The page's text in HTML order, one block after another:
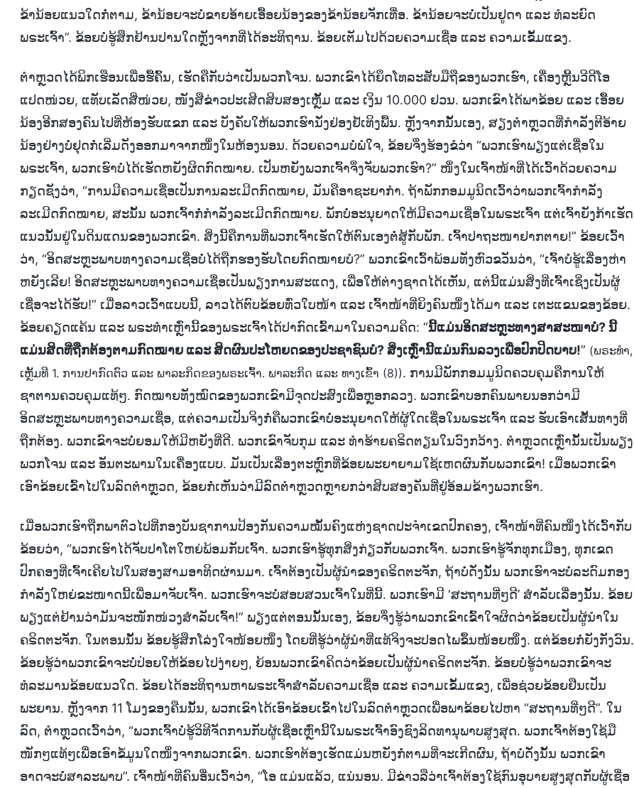
ຂ້ານ້ອຍແນວໃດກໍ່ຕາມ, ຂ້ານ້ອຍຈະບໍ່ຂາຍອ້າຍເອື້ອຍນ້ອງຂອງຂ້ານ້ອຍຈັກເທື່ອ. ຂ້ານ້ອຍຈະບໍ່ເປັນຢູດາ ແລະ ທໍລະຍົດ
ພຣະເຈົ້າ”. ຂ້ອຍບໍ່ຮູ້ສຶກຢ້ານປານໃດຫຼັງຈາກທີ່ໄດ້ອະທິຖານ. ຂ້ອຍເຕັມໄປດ້ວຍຄວາມເຊື່ອ ແລະ ຄວາມເຂັ້ມແຂງ.
ຕຳຫຼວດໄດ້ພິກເຮືອນເພື່ອຮື້ຄົ້ນ, ເຮັດຄືກັບວ່າເປັນພວກໂຈນ. ພວກເຂົາໄດ້ຍຶດໂທລະສັບມືຖືຂອງພວກເຮົາ, ເຄື່ອງຫຼີ້ນວີດີໂອ
ແປດໜ່ວຍ, ແທັບເລັດສີ່ໜ່ວຍ, ໜັງສືຂ່າວປະເສີດສິບສອງເຫຼັ້ມ ແລະ ເງິນ 10.000 ຢວນ. ພວກເຂົາໄດ້ພາຂ້ອຍ ແລະ ເອື້ອຍ
ນ້ອງອີກສອງຄົນໄປທີ່ຫ້ອງຮັບແຂກ ແລະ ບັງຄັບໃຫ້ພວກເຮົານັ່ງຢ່ອງຢໍ້ເທິງພື້ນ. ຫຼັງຈາກນັ້ນເອງ, ສຽງຕຳຫຼວດທີ່ກຳລັງຕີອ້າຍ
ນ້ອງຢ່າງບໍ່ຢຸດກໍ່ເລີ່ມດັງອອກມາຈາກໜຶ່ງໃນຫ້ອງນອນ. ດ້ວຍຄວາມບໍ່ພໍໃຈ, ຂ້ອຍຈຶ່ງຮ້ອງຂໍວ່າ “ພວກເຮົາພຽງແຕ່ເຊື່ອໃນ
ພຣະເຈົ້າ, ພວກເຮົາບໍ່ໄດ້ເຮັດຫຍັງຜິດກົດໝາຍ. ເປັນຫຍັງພວກເຈົ້າຈຶ່ງຈັບພວກເຮົາ?” ໜຶ່ງໃນເຈົ້າໜ້າທີ່ໄດ້ເວົ້າດ້ວຍຄວາມ
ກຽດຊັງວ່າ, “ການມີຄວາມເຊື່ອເປັນການລະເມີດກົດໝາຍ, ມັນຄືອາຊະຍາກຳ. ຖ້າພັກກອມມູນິດເວົ້າວ່າພວກເຈົ້າກໍາລັງ
ລະເມີດກົດໝາຍ, ສະນັ້ນ ພວກເຈົ້າກໍ່ກໍາລັງລະເມີດກົດໝາຍ. ພັກບໍ່ອະນຸຍາດໃຫ້ມີຄວາມເຊື່ອໃນພຣະເຈົ້າ ແຕ່ເຈົ້າຍັງກ້າເຮັດ
ແນວນັ້ນຢູ່ໃນດິນແດນຂອງພວກເຂົາ. ສິ່ງນີ້ຄືການທີ່ພວກເຈົ້າເຮັດໃຫ້ຕົນເອງຕໍ່ສູ້ກັບພັກ. ເຈົ້າປາຖະໜາຢາກຕາຍ!” ຂ້ອຍເວົ້າ
ວ່າ, “ອິດສະຫຼະພາບທາງຄວາມເຊື່ອບໍ່ໄດ້ຖືກຮອງຮັບໂດຍກົດໝາຍບໍ?” ພວກເຂົາເວົ້າພ້ອມທັງຫົວຂວັນວ່າ, “ເຈົ້າບໍ່ຮູ້ເລື່ອງຫ່າ
ຫຍັງເລີຍ! ອິດສະຫຼະພາບທາງຄວາມເຊື່ອເປັນພຽງການສະແດງ, ເພື່ອໃຫ້ຕ່າງຊາດໄດ້ເຫັນ, ແຕ່ນີ້ແມ່ນສິ່ງທີ່ເຈົ້າເຊິ່ງເປັນຜູ້
ເຊື່ອຈະໄດ້ຮັບ!” ເມື່ອລາວເວົ້າແບບນີ້, ລາວໄດ້ຕົບຂ້ອຍທົ່ວໃບໜ້າ ແລະ ເຈົ້າໜ້າທີ່ຍິງຄົນໜຶ່ງໄດ້ມາ ແລະ ເຕະແຂນຂອງຂ້ອຍ.
ຂ້ອຍຄຽດແຄ້ນ ແລະ ພຣະທຳເຫຼົ່ານີ້ຂອງພຣະເຈົ້າໄດ້ປາກົດເຂົ້າມາໃນຄວາມຄິດ: “ນີ້ແມ່ນອິດສະຫຼະທາງສາສະໜາບໍ? ນີ້
ແມ່ນສິດທີ່ຖືກຕ້ອງຕາມກົດໝາຍ ແລະ ສິດຜົນປະໂຫຍດຂອງປະຊາຊົນບໍ? ສິ່ງເຫຼົ່ານີ້ແມ່ນກົນລວງເພື່ອປົກປິດບາບ!” (ພຣະທຳ,
ເຫຼັ້ມທີ 1. ການປາກົດຕົວ ແລະ ພາລະກິດຂອງພຣະເຈົ້າ. ພາລະກິດ ແລະ ທາງເຂົ້າ (8)). ການມີພັກກອມມູນິດຄວບຄຸມຄືການໃຫ້
ຊາຕານຄວບຄຸມແທ້ໆ. ກົດໝາຍທັງໝົດຂອງພວກເຂົາມີຈຸດປະສົງເພື່ອຫຼອກລວງ. ພວກເຂົາບອກຄົນພາຍນອກວ່າມີ
ອິດສະຫຼະພາບທາງຄວາມເຊື່ອ, ແຕ່ຄວາມເປັນຈິງກໍ່ຄືພວກເຂົາບໍ່ອະນຸຍາດໃຫ້ຜູ້ໃດເຊື່ອໃນພຣະເຈົ້າ ແລະ ຮັບເອົາເສັ້ນທາງທີ່
ຖືກຕ້ອງ. ພວກເຂົາຈະບໍ່ຍອມໃຫ້ມີຫຍັງທີ່ດີ. ພວກເຂົາຈັບກຸມ ແລະ ທຳຮ້າຍຄຣິດຕຽນໃນວົງກວ້າງ. ຕຳຫຼວດເຫຼົ່ານັ້ນເປັນພຽງ
ພວກໂຈນ ແລະ ອັນຕະພານໃນເຄື່ອງແບບ. ມັນເປັນເລື່ອງຕະຫຼົກທີ່ຂ້ອຍພະຍາຍາມໃຊ້ເຫດຜົນກັບພວກເຂົາ! ເມື່ອພວກເຂົາ
ເອົາຂ້ອຍເຂົ້າໄປໃນລົດຕໍາຫຼວດ, ຂ້ອຍກໍ່ເຫັນວ່າມີລົດຕໍາຫຼວດຫຼາຍກວ່າສິບສອງຄັນທີ່ຢູ່ອ້ອມຂ້າງພວກເຮົາ.
ເມື່ອພວກເຮົາຖືກພາຕົວໄປທີ່ກອງບັນຊາການປ້ອງກັນຄວາມໝັ້ນຄົງແຫ່ງຊາດປະຈຳເຂດປົກຄອງ, ເຈົ້າໜ້າທີ່ຄົນໜຶ່ງໄດ້ເວົ້າກັບ
ຂ້ອຍວ່າ, “ພວກເຮົາໄດ້ຈັບປາໂຕໃຫຍ່ພ້ອມກັບເຈົ້າ. ພວກເຮົາຮູ້ທຸກສິ່ງກ່ຽວກັບພວກເຈົ້າ. ພວກເຮົາຮູ້ຈັກທຸກເມືອງ, ທຸກເຂດ
ປົກຄອງທີ່ເຈົ້າເຄີຍໄປໃນສອງສາມອາທິດຜ່ານມາ. ເຈົ້າຕ້ອງເປັນຜູ້ນໍາຂອງຄຣິດຕະຈັກ, ຖ້າບໍ່ດັ່ງນັ້ນ ພວກເຮົາຈະບໍ່ລະດົມກອງ
ກໍາລັງໃຫຍ່ຂະໜາດນີ້ເພື່ອມາຈັບເຈົ້າ. ພວກເຮົາຈະບໍ່ສອບສວນເຈົ້າໃນທີ່ນີ້. ພວກເຮົາມີ ‘ສະຖານທີ່ໆດີ’ ສຳລັບເລື່ອງນັ້ນ. ຂ້ອຍ
ພຽງແຕ່ຢ້ານວ່າມັນຈະໜັກໜ່ວງສຳລັບເຈົ້າ!” ພຽງແຕ່ຕອນນັ້ນເອງ, ຂ້ອຍຈຶ່ງຮູ້ວ່າພວກເຂົາເຂົ້າໃຈຜິດວ່າຂ້ອຍເປັນຜູ້ນໍາໃນ
ຄຣິດຕະຈັກ. ໃນຕອນນັ້ນ ຂ້ອຍຮູ້ສຶກໂລ່ງໃຈໜ້ອຍໜຶ່ງ ໂດຍທີ່ຮູ້ວ່າຜູ້ນໍາທີ່ແທ້ຈິງຈະປອດໄພຂຶ້ນໜ້ອຍໜຶ່ງ. ແຕ່ຂ້ອຍກໍ່ຍັງກັງວົນ.
ຂ້ອຍຮູ້ວ່າພວກເຂົາຈະບໍ່ປ່ອຍໃຫ້ຂ້ອຍໄປງ່າຍໆ, ຍ້ອນພວກເຂົາຄິດວ່າຂ້ອຍເປັນຜູ້ນໍາຄຣິດຕະຈັກ. ຂ້ອຍບໍ່ຮູ້ວ່າພວກເຂົາຈະ
ທໍລະມານຂ້ອຍແນວໃດ. ຂ້ອຍໄດ້ອະທິຖານຫາພຣະເຈົ້າສໍາລັບຄວາມເຊື່ອ ແລະ ຄວາມເຂັ້ມແຂງ, ເພື່ອຊ່ວຍຂ້ອຍຢືນເປັນ
ພະຍານ. ຫຼັງຈາກ 11 ໂມງຂອງຄືນນັ້ນ, ພວກເຂົາໄດ້ເອົາຂ້ອຍເຂົ້າໄປໃນລົດຕໍາຫຼວດເພື່ອພາຂ້ອຍໄປຫາ “ສະຖານທີ່ໆດີ”. ໃນ
ລົດ, ຕຳຫຼວດເວົ້າວ່າ, “ພວກເຈົ້າບໍ່ຮູ້ວິທີຈັດການກັບຜູ້ເຊື່ອເຫຼົ່ານີ້ໃນພຣະເຈົ້າອົງຊົງລິດທານຸພາບສູງສຸດ. ພວກເຈົ້າຕ້ອງໃຊ້ມື
ໜັກໆແທ້ໆເພື່ອເອົາຂໍ້ມູນໃດໜຶ່ງຈາກພວກເຂົາ. ພວກເຮົາຕ້ອງເຮັດແມ່ນຫຍັງກໍ່ຕາມທີ່ຈະເກີດຜົນ, ຖ້າບໍ່ດັ່ງນັ້ນ ພວກເຂົາ
ອາດຈະບໍ່ສາລະພາບ”. ເຈົ້າໜ້າທີ່ຄົນອື່ນເວົ້າວ່າ, “ໂອ ແມ່ນແລ້ວ, ແນ່ນອນ. ມີຂ່າວລືວ່າເຈົ້າຕ້ອງໃຊ້ກົນອຸບາຍສູງສຸດກັບຜູ້ເຊື່ອ